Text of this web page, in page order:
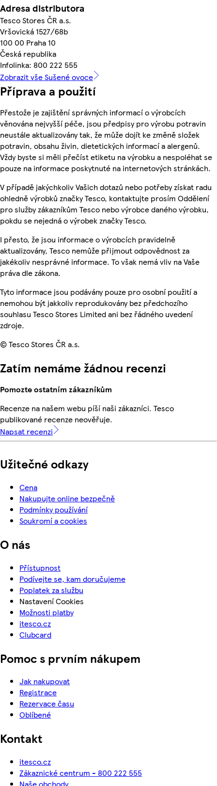
Adresa distributora
Tesco Stores ČR a.s.
Vršovická 1527/68b
100 00 Praha 10
Česká republika
Infolinka: 800 222 555
Zobrazit vše Sušené ovoce
Příprava a použití
Přestože je zajištění správných informací o výrobcích
věnována nejvyšší péče, jsou předpisy pro výrobu potravin
neustále aktualizovány tak, že může dojít ke změně složek
potravin, obsahu živin, dietetických informací a alergenů.
Vždy byste si měli přečíst etiketu na výrobku a nespoléhat se
pouze na informace poskytnuté na internetových stránkách.
V případě jakýchkoliv Vašich dotazů nebo potřeby získat radu
ohledně výrobků značky Tesco, kontaktujte prosím Oddělení
pro služby zákazníkům Tesco nebo výrobce daného výrobku,
pokdu se nejedná o výrobek značky Tesco.
I přesto, že jsou informace o výrobcích pravidelně
aktualizovány, Tesco nemůže přijmout odpovědnost za
jakékoliv nesprávné informace. To však nemá vliv na Vaše
práva dle zákona.
Tyto informace jsou podávány pouze pro osobní použití a
nemohou být jakkoliv reprodukovány bez předchozího
souhlasu Tesco Stores Limited ani bez řádného uvedení
zdroje.
© Tesco Stores ČR a.s.
Zatím nemáme žádnou recenzi
Pomozte ostatním zákazníkům
Recenze na našem webu píší naši zákazníci. Tesco
publikované recenze neověřuje.
Napsat recenzi
Užitečné odkazy
Cena
Nakupujte online bezpečně
Podmínky používání
Soukromí a cookies
O nás
Přístupnost
Podívejte se, kam doručujeme
Poplatek za službu
Nastavení Cookies
Možnosti platby
itesco.cz
Clubcard
Pomoc s prvním nákupem
Jak nakupovat
Registrace
Rezervace času
Oblíbené
Kontakt
itesco.cz
Zákaznické centrum - 800 222 555